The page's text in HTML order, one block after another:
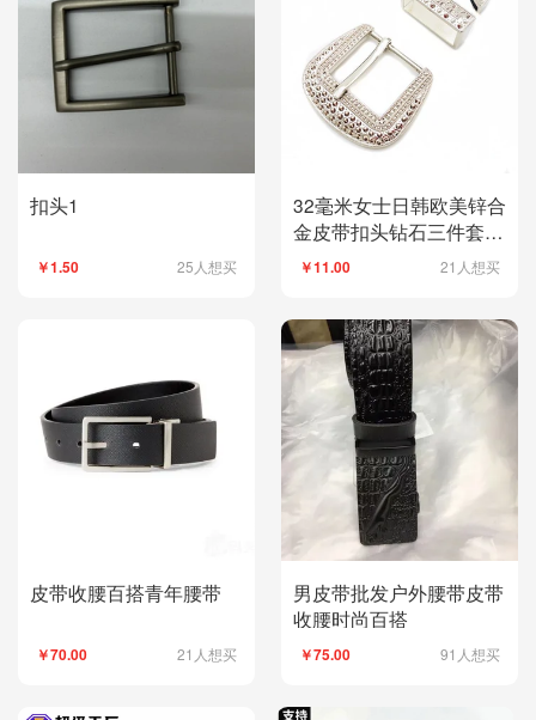
扣头1
￥1.50 25人想买
32毫米女士日韩欧美锌合
金皮带扣头钻石三件套腰
带扣工厂直销
￥11.00 21人想买
皮带收腰百搭青年腰带
￥70.00 21人想买
男皮带批发户外腰带皮带
收腰时尚百搭
￥75.00 91人想买